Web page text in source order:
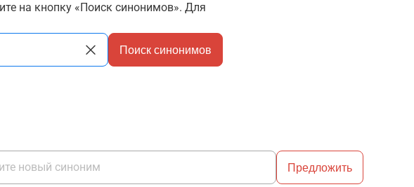
на кнопку «Поиск синонимов». Для
Поиск синонимов
Предложить